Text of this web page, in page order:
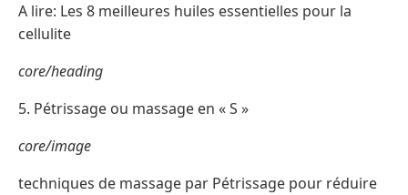
A lire: Les 8 meilleures huiles essentielles pour la
cellulite
core/heading
5. Pétrissage ou massage en « S »
core/image
techniques de massage par Pétrissage pour réduire